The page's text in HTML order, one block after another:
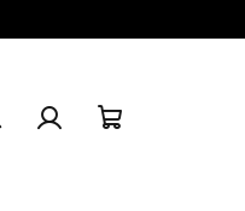
Hledat